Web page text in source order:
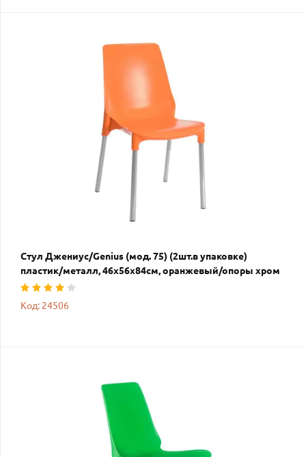
Стул Джениус/Genius (мод. 75) (2шт.в упаковке)
пластик/металл, 46x56x84cм, оранжевый/опоры хром
Код: 24506